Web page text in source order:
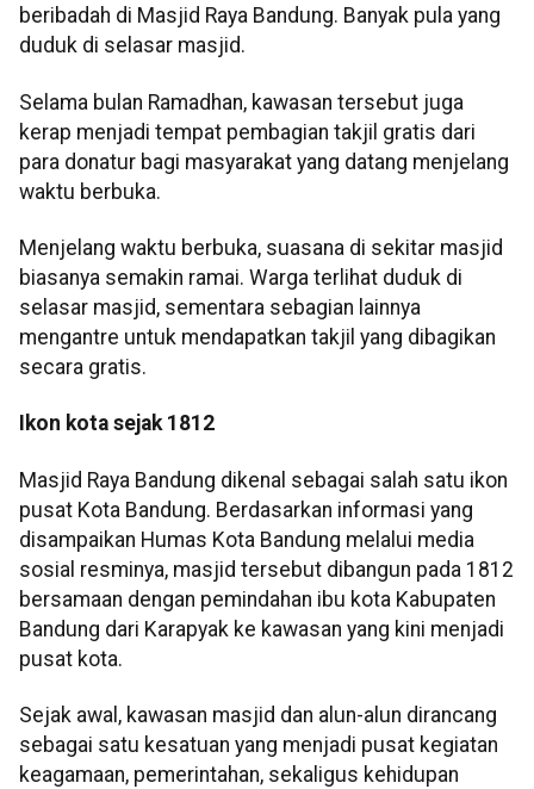
beribadah di Masjid Raya Bandung. Banyak pula yang
duduk di selasar masjid.
Selama bulan Ramadhan, kawasan tersebut juga
kerap menjadi tempat pembagian takjil gratis dari
para donatur bagi masyarakat yang datang menjelang
waktu berbuka.
Menjelang waktu berbuka, suasana di sekitar masjid
biasanya semakin ramai. Warga terlihat duduk di
selasar masjid, sementara sebagian lainnya
mengantre untuk mendapatkan takjil yang dibagikan
secara gratis.
Ikon kota sejak 1812
Masjid Raya Bandung dikenal sebagai salah satu ikon
pusat Kota Bandung. Berdasarkan informasi yang
disampaikan Humas Kota Bandung melalui media
sosial resminya, masjid tersebut dibangun pada 1812
bersamaan dengan pemindahan ibu kota Kabupaten
Bandung dari Karapyak ke kawasan yang kini menjadi
pusat kota.
Sejak awal, kawasan masjid dan alun-alun dirancang
sebagai satu kesatuan yang menjadi pusat kegiatan
keagamaan, pemerintahan, sekaligus kehidupan